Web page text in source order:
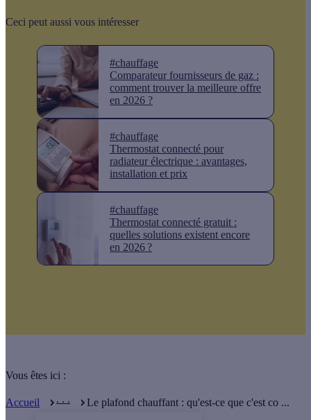
Ceci peut aussi vous intéresser
#chauffage
Comparateur fournisseurs de gaz :
comment trouver la meilleure offre
en 2026 ?
#chauffage
Thermostat connecté pour
radiateur électrique : avantages,
installation et prix
#chauffage
Thermostat connecté gratuit :
quelles solutions existent encore
en 2026 ?
Vous êtes ici :
Accueil . . . Le plafond chauffant : qu'est-ce que c'est co ...